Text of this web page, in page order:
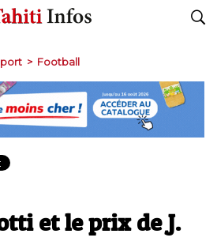
> Football
et le prix de J.